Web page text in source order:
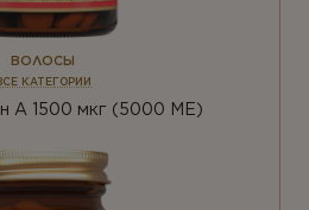
ВОЛОСЫ
КАТЕГОРИИ
А 1500 мкг (5000 МЕ)